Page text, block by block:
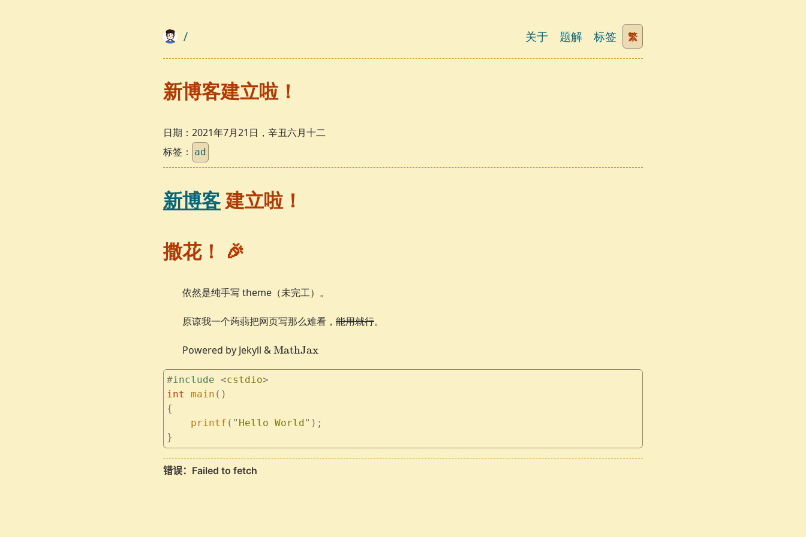
/ 关于 题解 标签 繁
新博客建立啦！
日期： 2021年7月21日，辛丑六月十二
标签：
ad
新博客建立啦！
撒花！ 🎉
依然是纯手写 theme（未完工）。
原谅我一个蒟蒻把网页写那么难看， 能用就行。
Powered by Jekyll &\text{MathJax}
MathJax
#include <cstdio>
int main ()
{
    printf
( " Hello World " );
}